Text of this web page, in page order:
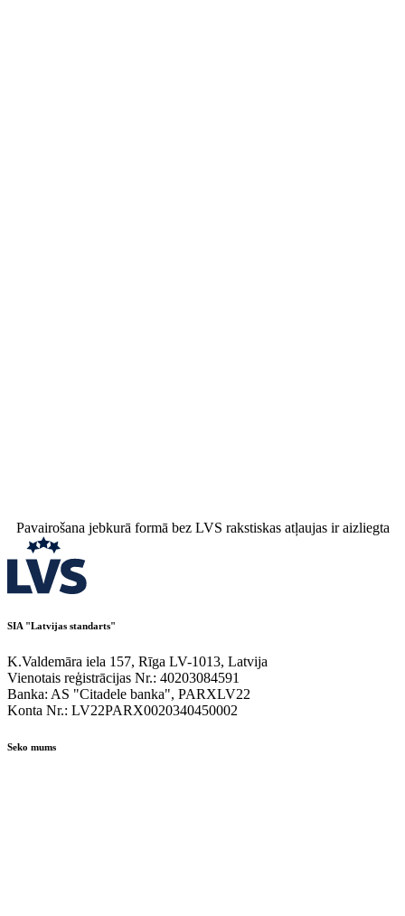
Pavairošana jebkurā formā bez LVS rakstiskas atļaujas ir aizliegta
SIA "Latvijas standarts"
K.Valdemāra iela 157, Rīga LV-1013, Latvija
Vienotais reģistrācijas Nr.: 40203084591
Banka: AS "Citadele banka", PARXLV22
Konta Nr.: LV22PARX0020340450002
Seko mums